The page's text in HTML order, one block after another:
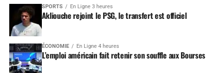
SPORTS En Ligne 3 heures
Akliouche rejoint le PSG, le transfert est officiel
ÉCONOMIE En Ligne 4 heures
L’emploi américain fait retenir son souffle aux Bourses